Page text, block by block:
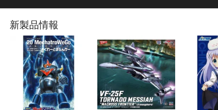
新製品情報